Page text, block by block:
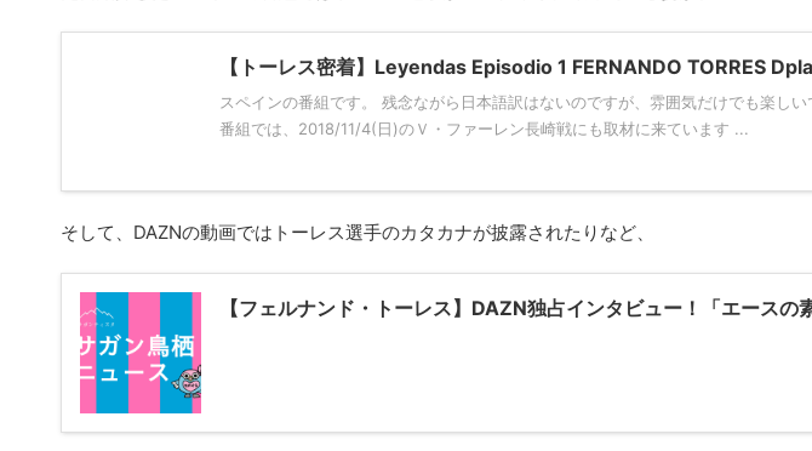
【トーレス密着】Leyendas Episodio 1 FERNANDO TORRES
スペインの番組です。 残念ながら日本語訳はないのですが、雰囲気だけでも楽し
番組では、2018/11/4(日)のＶ・ファーレン長崎戦にも取材に来ています ...
そして、DAZNの動画ではトーレス選手のカタカナが披露されたりなど、
【フェルナンド・トーレス】DAZN独占インタビュー！「エースの